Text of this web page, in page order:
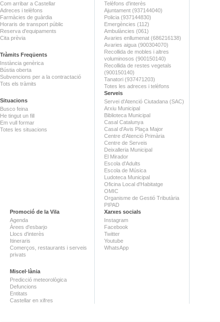
Com arribar a Castellar
Adreces i telèfons
Farmàcies de guàrdia
Horaris de transport públic
Reserva d'equipaments
Cita prèvia
Tràmits Freqüents
Instància genèrica
Bústia oberta
Subvencions per a la contractació
Tots els tràmits
Situacions
Busco feina
He tingut un fill
Em vull formar
Totes les situacions
Telèfons d'interès
Ajuntament (937144040)
Policia (937144830)
Emergències (112)
Ambulàncies (061)
Avaries enllumenat (686216138)
Avaries aigua (900304070)
Recollida de mobles i altres
voluminosos (900150140)
Recollida de restes vegetals
(900150140)
Tanatori (937471203)
Totes les adreces i telèfons
Serveis
Servei d'Atenció Ciutadana (SAC)
Arxiu Municipal
Biblioteca Municipal
Casal Catalunya
Casal d'Avis Plaça Major
Centre d'Atenció Primària
Centre de Serveis
Deixalleria Municipal
El Mirador
Escola d'Adults
Escola de Música
Ludoteca Municipal
Oficina Local d'Habitatge
OMIC
Organisme de Gestió Tributària
PIPAD
Promoció de la Vila
Agenda
Àrees d'esbarjo
Llocs d'interès
Itineraris
Comerços, restaurants i serveis
privats
Miscel·lània
Predicció meteorològica
Defuncions
Entitats
Castellar en xifres
Xarxes socials
Instagram
Facebook
Twitter
Youtube
WhatsApp